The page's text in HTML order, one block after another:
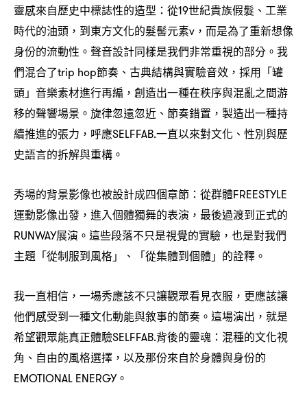
靈感來自歷史中標誌性的造型 ： 從19世紀貴族假髮、工業
時代的油頭 ， 到東方文化的髮髻元素v， 而是為了重新想像
身份的流動性。聲音設計同樣是我們非常重視的部分。我
們混合了trip hop節奏、古典結構與實驗音效 ， 採用「罐
頭」音樂素材進行再編 ， 創造出一種在秩序與混亂之間游
移的聲響場景。旋律忽遠忽近、節奏錯置 ， 製造出一種持
續推進的張力 ， 呼應SELFFAB.一直以來對文化、性別與歷
史語言的拆解與重構。
秀場的背景影像也被設計成四個章節 ： 從群體FREESTYLE
運動影像出發 ， 進入個體獨舞的表演 ， 最後過渡到正式的
RUNWAY展演。這些段落不只是視覺的實驗 ， 也是對我們
主題「從制服到風格」、「從集體到個體」的詮釋。
我一直相信 ， 一場秀應該不只讓觀眾看見衣服 ， 更應該讓
他們感受到一種文化動能與敘事的節奏。這場演出 ， 就是
希望觀眾能真正體驗SELFFAB.背後的靈魂 ： 混種的文化視
角、自由的風格選擇 ， 以及那份來自於身體與身份的
EMOTIONAL ENERGY。